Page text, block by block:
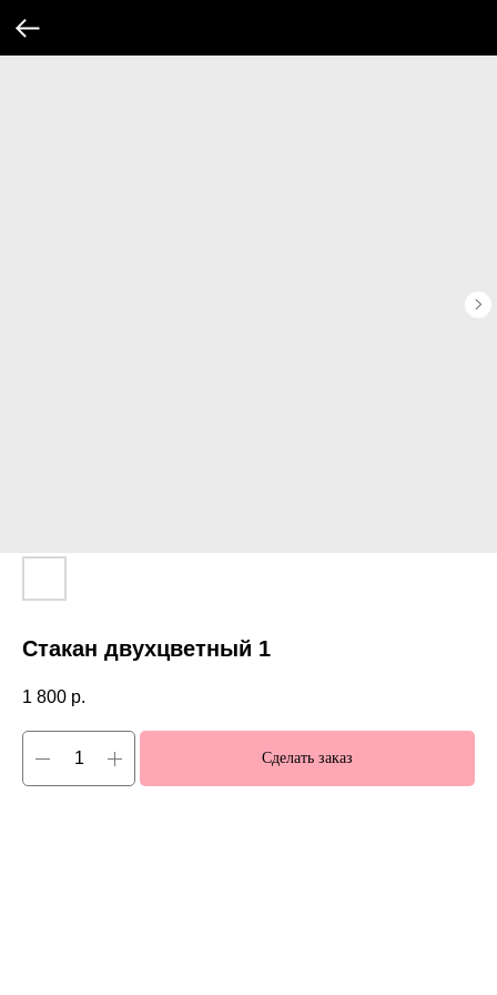
Стакан двухцветный 1
1 800 р.
Сделать заказ